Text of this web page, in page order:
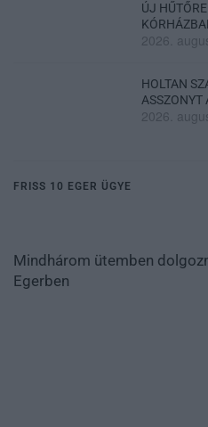
ÚJ
2026.
HOLTAN
ASSZONYT
2026.
FRISS 10 EGER ÜGYE
Mindhárom ütemben
Egerben